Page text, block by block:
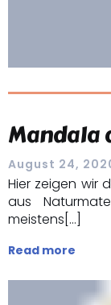
Mandala
August 24,
Hier zeigen wir
aus
meistens[…]
Read more